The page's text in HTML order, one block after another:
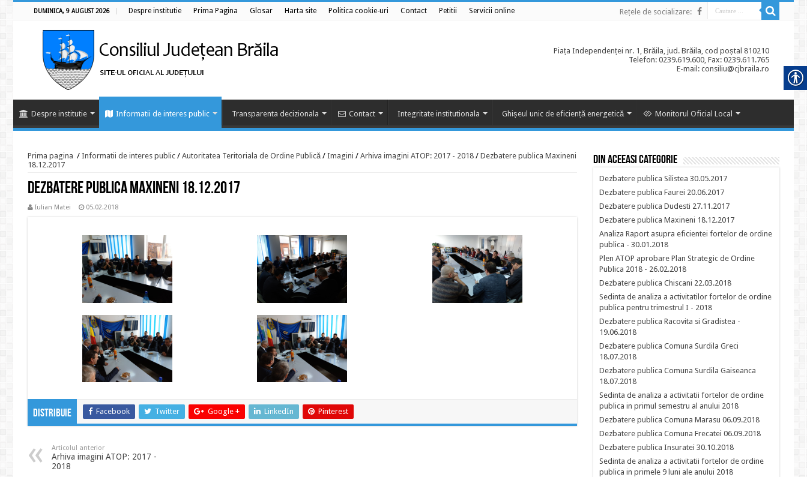
DUMINICA, 9 AUGUST 2026 Despre institutie Prima Pagina Glosar Harta site Politica cookie-uri Contact Petitii Servicii online Rețele de socializare:
Piața Independenței nr. 1, Brăila, jud. Brăila, cod poștal 810210
Telefon: 0239.619.600, Fax: 0239.611.765
E-mail: consiliu@cjbraila.ro
Despre institutie Informatii de interes public Transparenta decizionala Contact Integritate institutionala Ghișeul unic de eficiență energetică Monitorul Oficial Local
Prima pagina / Informatii de interes public / Autoritatea Teritoriala de Ordine Publică / Imagini / Arhiva imagini ATOP: 2017 - 2018 / Dezbatere publica Maxineni
18.12.2017
Dezbatere publica Maxineni 18.12.2017
Iulian Matei 05.02.2018
Distribuie Facebook Twitter Google + LinkedIn Pinterest
Articolul anterior
Arhiva imagini ATOP: 2017 -
2018
Din aceeasi categorie
Dezbatere publica Silistea 30.05.2017
Dezbatere publica Faurei 20.06.2017
Dezbatere publica Dudesti 27.11.2017
Dezbatere publica Maxineni 18.12.2017
Analiza Raport asupra eficientei fortelor de ordine
publica - 30.01.2018
Plen ATOP aprobare Plan Strategic de Ordine
Publica 2018 - 26.02.2018
Dezbatere publica Chiscani 22.03.2018
Sedinta de analiza a activitatilor fortelor de ordine
publica pentru trimestrul I - 2018
Dezbatere publica Racovita si Gradistea -
19.06.2018
Dezbatere publica Comuna Surdila Greci
18.07.2018
Dezbatere publica Comuna Surdila Gaiseanca
18.07.2018
Sedinta de analiza a activitatii fortelor de ordine
publica in primul semestru al anului 2018
Dezbatere publica Comuna Marasu 06.09.2018
Dezbatere publica Comuna Frecatei 06.09.2018
Dezbatere publica Insuratei 30.10.2018
Sedinta de analiza a activitatii fortelor de ordine
publica in primele 9 luni ale anului 2018